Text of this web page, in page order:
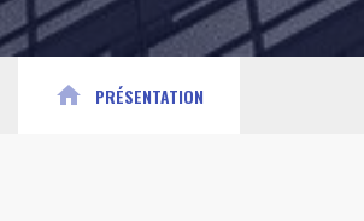
home PRÉSENTATION